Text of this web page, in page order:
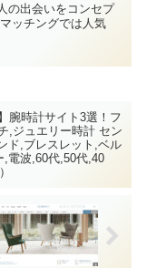
の出会いをコンセプ
ッチングでは人気
腕時計サイト3選！フ
,ジュエリー時計 セン
ド,ブレスレット,ベル
,電波,60代,50代,40